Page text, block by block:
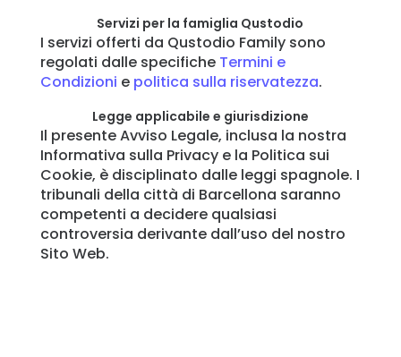
Servizi per la famiglia Qustodio
I servizi offerti da Qustodio Family sono
regolati dalle specifiche Termini e
Condizioni e politica sulla riservatezza.
Legge applicabile e giurisdizione
Il presente Avviso Legale, inclusa la nostra
Informativa sulla Privacy e la Politica sui
Cookie, è disciplinato dalle leggi spagnole. I
tribunali della città di Barcellona saranno
competenti a decidere qualsiasi
controversia derivante dall’uso del nostro
Sito Web.